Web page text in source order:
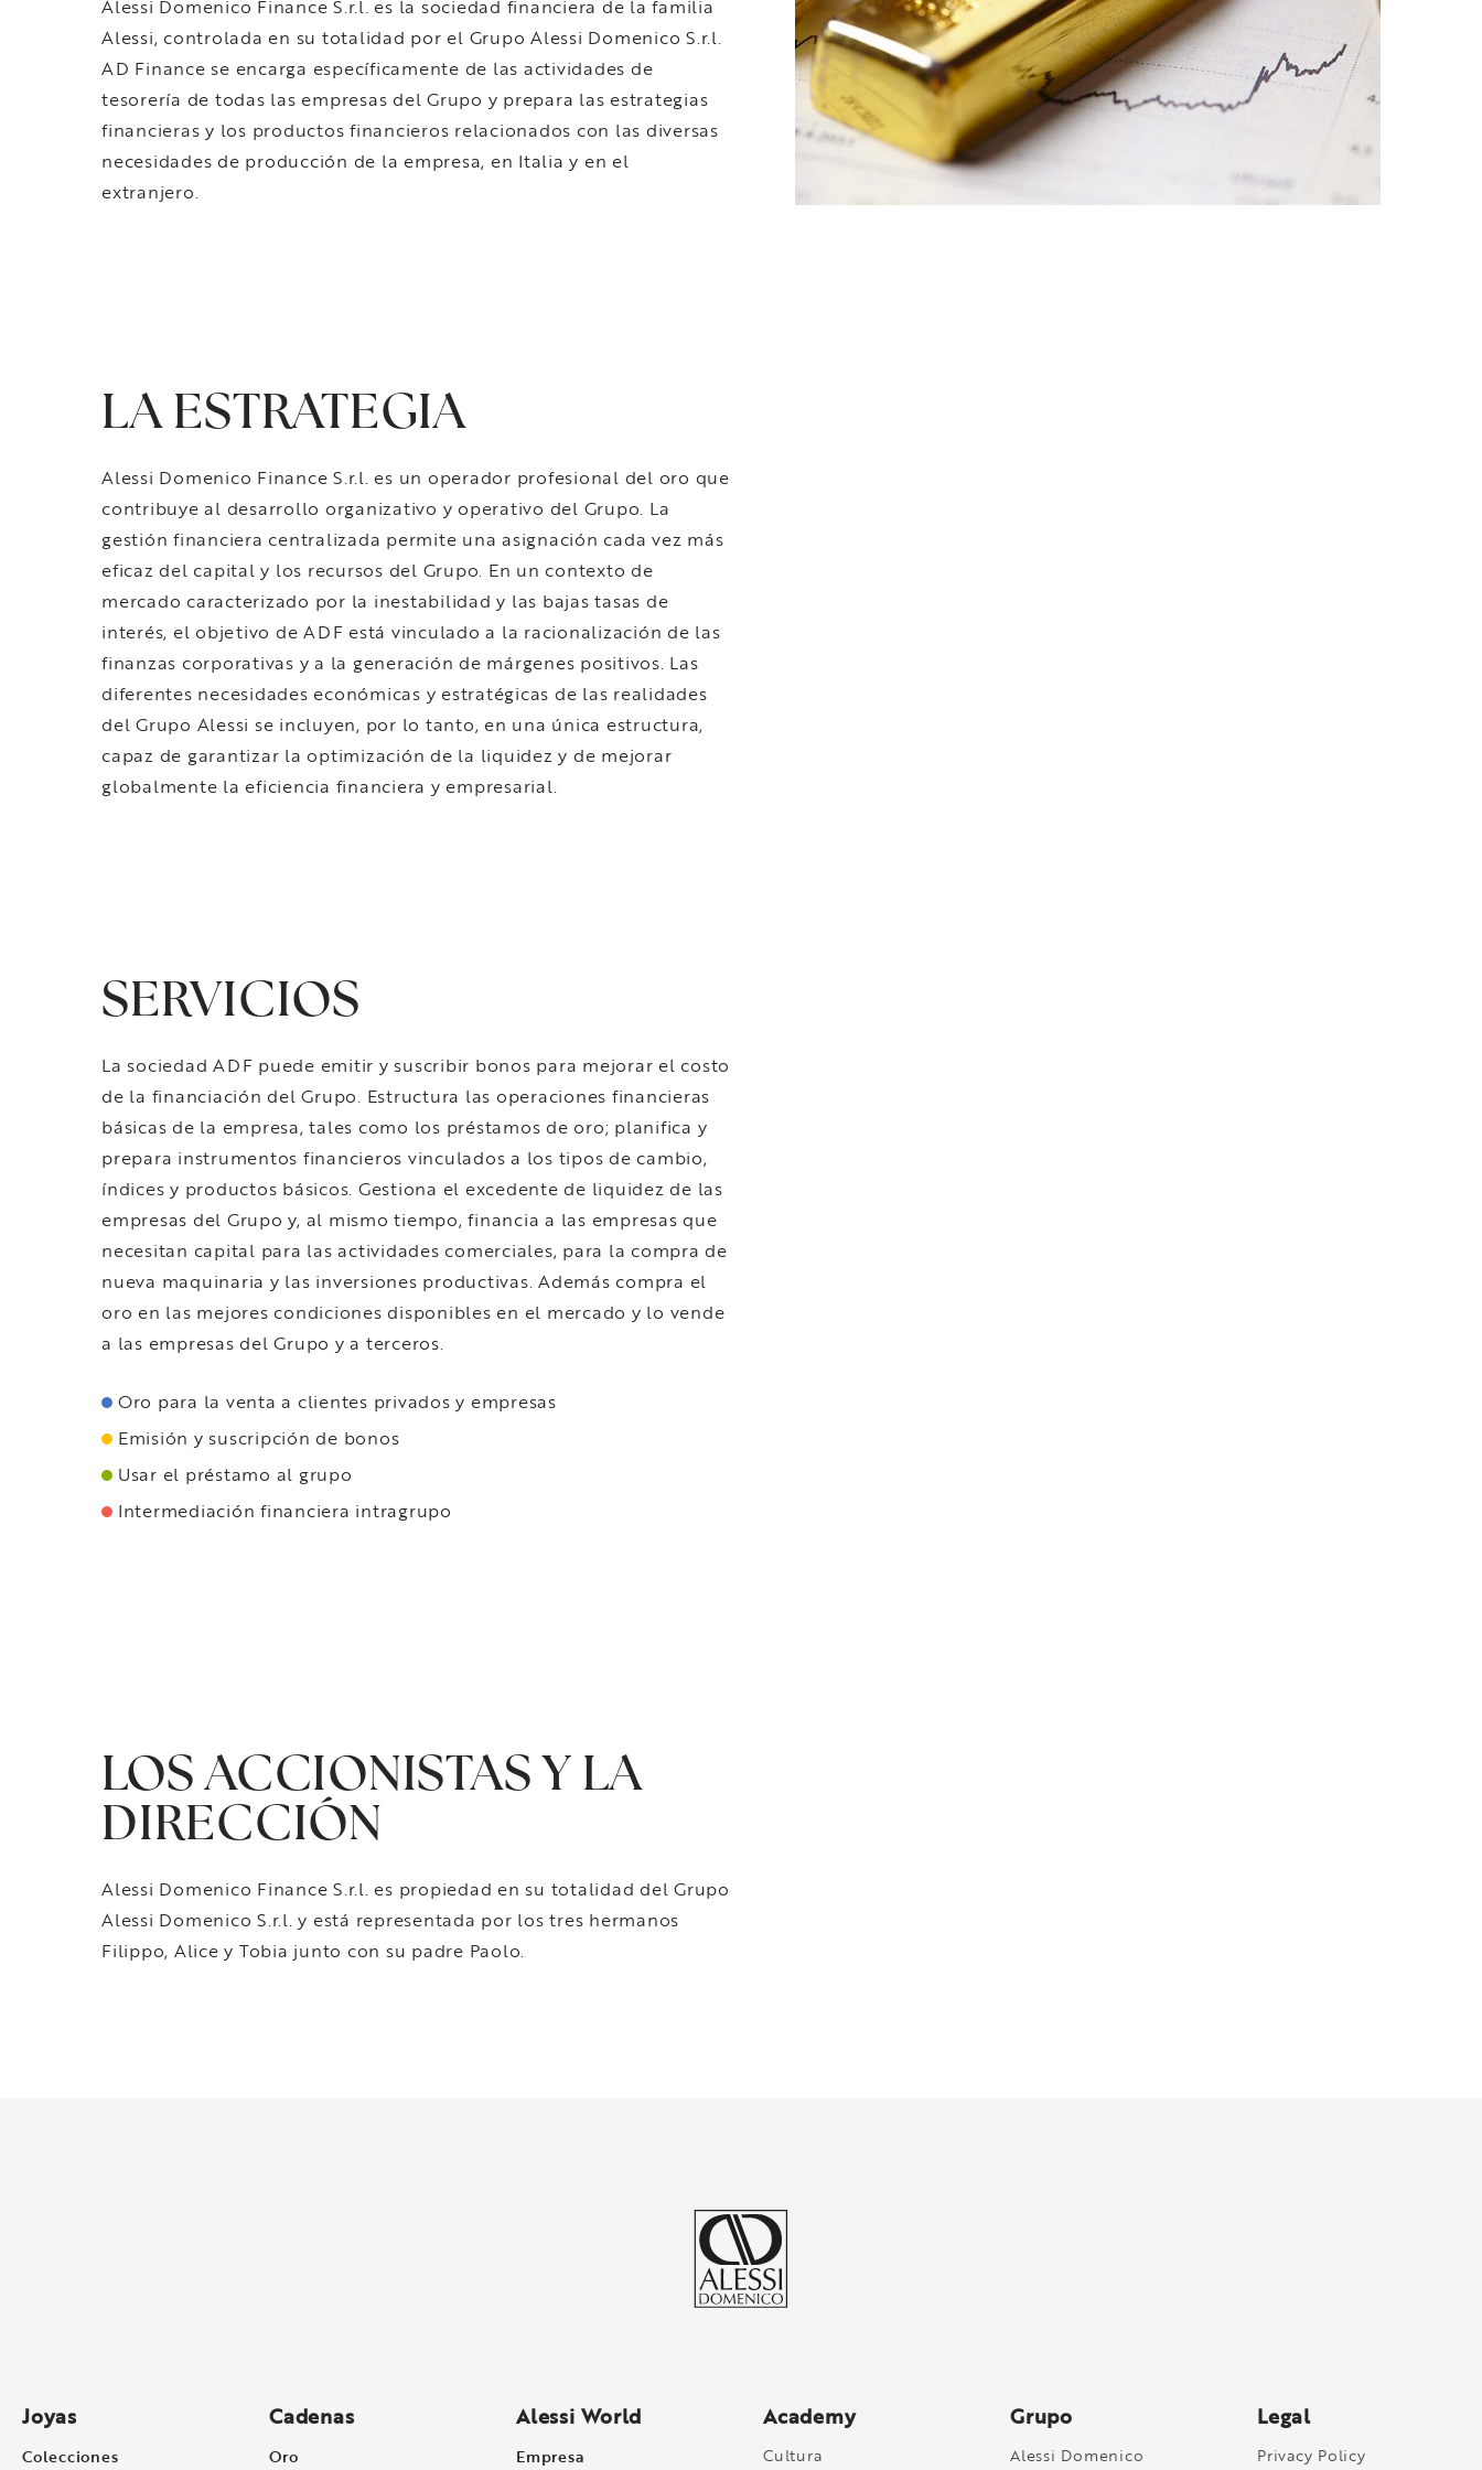
Alessi Domenico Finance S.r.l. es la sociedad financiera de la familia
Alessi, controlada en su totalidad por el Grupo Alessi Domenico S.r.l.
AD Finance se encarga específicamente de las actividades de
tesorería de todas las empresas del Grupo y prepara las estrategias
financieras y los productos financieros relacionados con las diversas
necesidades de producción de la empresa, en Italia y en el
extranjero.
LA ESTRATEGIA
Alessi Domenico Finance S.r.l. es un operador profesional del oro que
contribuye al desarrollo organizativo y operativo del Grupo. La
gestión financiera centralizada permite una asignación cada vez más
eficaz del capital y los recursos del Grupo. En un contexto de
mercado caracterizado por la inestabilidad y las bajas tasas de
interés, el objetivo de ADF está vinculado a la racionalización de las
finanzas corporativas y a la generación de márgenes positivos. Las
diferentes necesidades económicas y estratégicas de las realidades
del Grupo Alessi se incluyen, por lo tanto, en una única estructura,
capaz de garantizar la optimización de la liquidez y de mejorar
globalmente la eficiencia financiera y empresarial.
SERVICIOS
La sociedad ADF puede emitir y suscribir bonos para mejorar el costo
de la financiación del Grupo. Estructura las operaciones financieras
básicas de la empresa, tales como los préstamos de oro; planifica y
prepara instrumentos financieros vinculados a los tipos de cambio,
índices y productos básicos. Gestiona el excedente de liquidez de las
empresas del Grupo y, al mismo tiempo, financia a las empresas que
necesitan capital para las actividades comerciales, para la compra de
nueva maquinaria y las inversiones productivas. Además compra el
oro en las mejores condiciones disponibles en el mercado y lo vende
a las empresas del Grupo y a terceros.
Oro para la venta a clientes privados y empresas
Emisión y suscripción de bonos
Usar el préstamo al grupo
Intermediación financiera intragrupo
LOS ACCIONISTAS Y LA
DIRECCIÓN
Alessi Domenico Finance S.r.l. es propiedad en su totalidad del Grupo
Alessi Domenico S.r.l. y está representada por los tres hermanos
Filippo, Alice y Tobia junto con su padre Paolo.
Joyas
Colecciones
Cadenas
Oro
Alessi World
Empresa
Academy
Cultura
Grupo
Alessi Domenico
Legal
Privacy Policy